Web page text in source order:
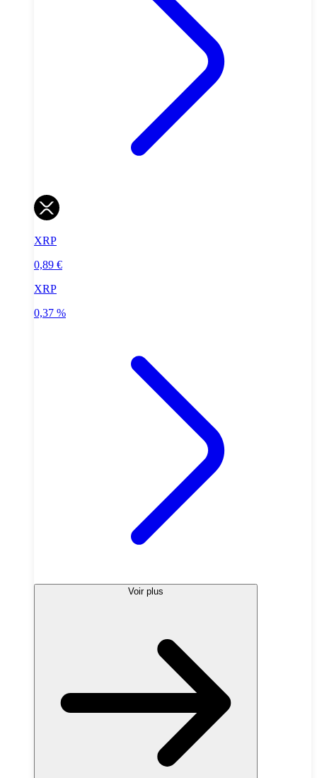
XRP
0,89 €
XRP
0,37 %
Voir plus